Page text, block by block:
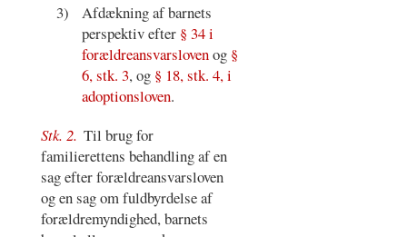
3)
Afdækning af barnets
perspektiv efter § 34 i
forældreansvarslovenog §
6, stk. 3, og § 18, stk. 4, i
adoptionsloven.
Stk. 2. Til brug for
familierettens behandling af en
sag efter forældreansvarsloven
og en sag om fuldbyrdelse af
forældremyndighed, barnets